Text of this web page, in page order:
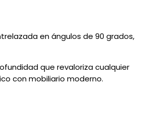
en ángulos de 90 grados,
que revaloriza cualquier
con mobiliario moderno.